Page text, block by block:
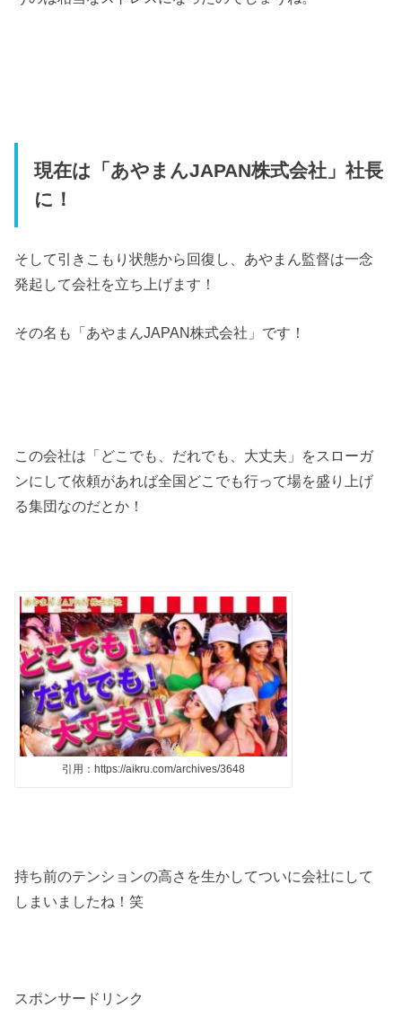
現在は「あやまんJAPAN株式会社」社長
に！
そして引きこもり状態から回復し、あやまん監督は一念
発起して会社を立ち上げます！
その名も「あやまんJAPAN株式会社」です！
この会社は「どこでも、だれでも、大丈夫」をスローガ
ンにして依頼があれば全国どこでも行って場を盛り上げ
る集団なのだとか！
引用：https://aikru.com/archives/3648
持ち前のテンションの高さを生かしてついに会社にして
しまいましたね！笑
スポンサードリンク